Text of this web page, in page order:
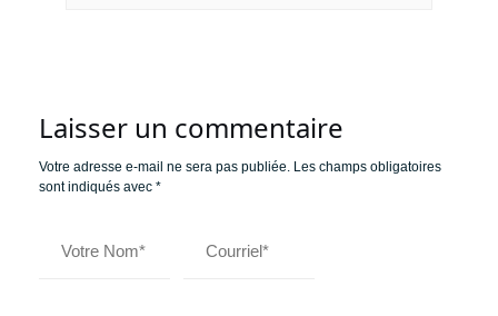
Laisser un commentaire
Votre adresse e-mail ne sera pas publiée. Les champs obligatoires
sont indiqués avec *